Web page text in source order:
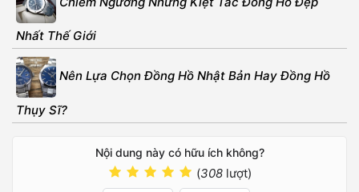
Nhất Thế Giới
Nên Lựa Chọn Đồng Hồ Nhật Bản Hay Đồng Hồ
Thụy Sĩ?
Nội dung này có hữu ích không?
(308lượt)